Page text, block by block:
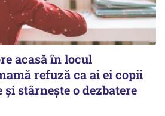
acasă în locul
refuză ca ai ei copii
și stârnește o dezbatere